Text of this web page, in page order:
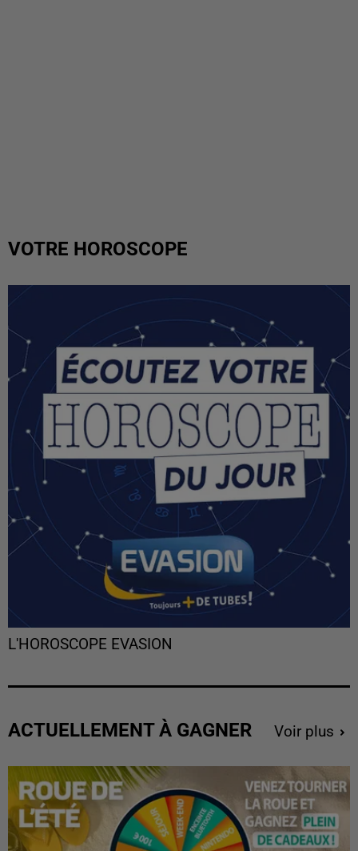
VOTRE HOROSCOPE
L'HOROSCOPE EVASION
ACTUELLEMENT À GAGNER Voir plus